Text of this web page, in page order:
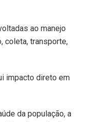
ao manejo
coleta, transporte,
impacto direto em
da população, a